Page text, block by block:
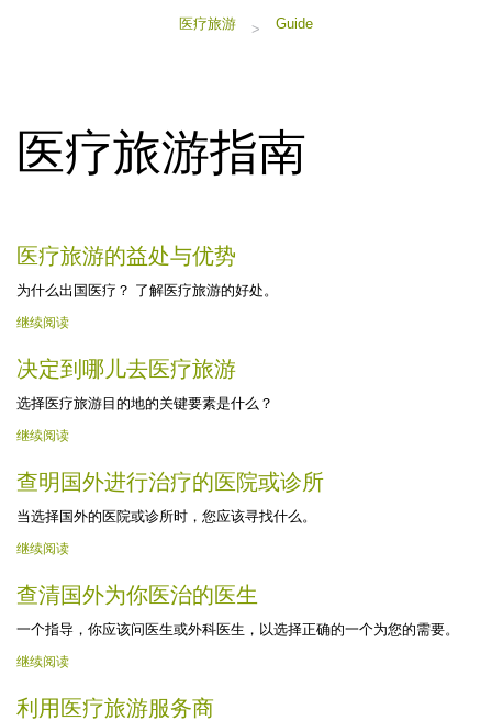
医疗旅游 > Guide
医疗旅游指南
医疗旅游的益处与优势
为什么出国医疗？ 了解医疗旅游的好处。
继续阅读
决定到哪儿去医疗旅游
选择医疗旅游目的地的关键要素是什么？
继续阅读
查明国外进行治疗的医院或诊所
当选择国外的医院或诊所时，您应该寻找什么。
继续阅读
查清国外为你医治的医生
一个指导，你应该问医生或外科医生，以选择正确的一个为您的需要。
继续阅读
利用医疗旅游服务商